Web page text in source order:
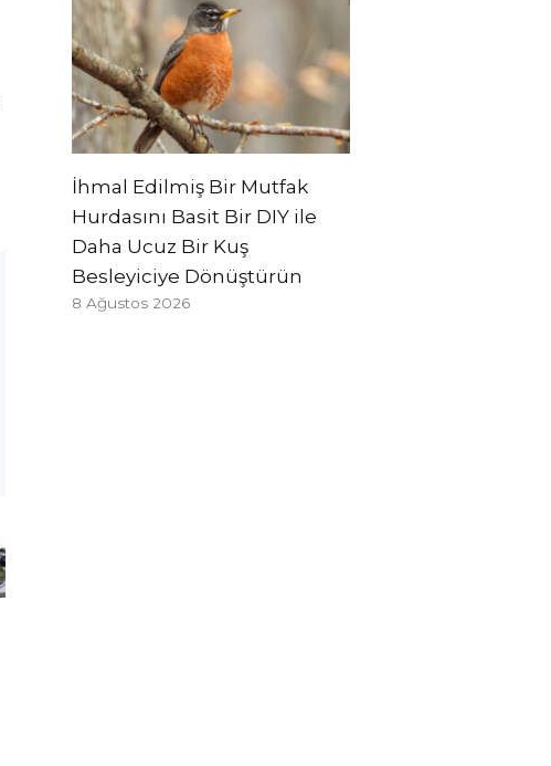
İhmal Edilmiş Bir Mutfak
Hurdasını Basit Bir DIY ile
Daha Ucuz Bir Kuş
Besleyiciye Dönüştürün
8 Ağustos 2026